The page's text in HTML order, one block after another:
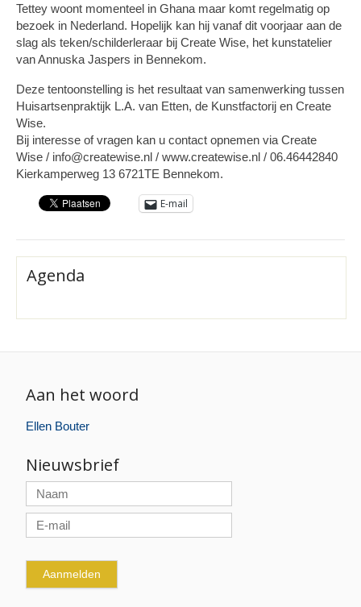
Tettey woont momenteel in Ghana maar komt regelmatig op
bezoek in Nederland. Hopelijk kan hij vanaf dit voorjaar aan de
slag als teken/schilderleraar bij Create Wise, het kunstatelier
van Annuska Jaspers in Bennekom.
Deze tentoonstelling is het resultaat van samenwerking tussen
Huisartsenpraktijk L.A. van Etten, de Kunstfactorij en Create
Wise.
Bij interesse of vragen kan u contact opnemen via Create
Wise / info@createwise.nl / www.createwise.nl / 06.46442840
Kierkamperweg 13 6721TE Bennekom.
E-mail
Agenda
Aan het woord
Ellen Bouter
Nieuwsbrief